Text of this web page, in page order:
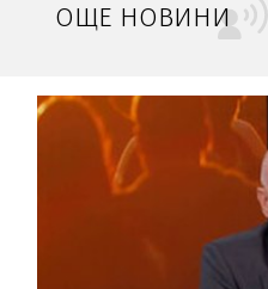
ОЩЕ НОВИНИ